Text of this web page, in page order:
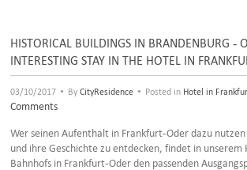
HISTORICAL BUILDINGS IN BRANDENBURG -
INTERESTING STAY IN THE HOTEL IN
03/10/2017 • ByCityResidence • Posted in Hotel in
Comments
Wer seinen Aufenthalt in Frankfurt-Oder dazu
und ihre Geschichte zu entdecken, findet in unserem
Bahnhofs in Frankfurt-Oder den passenden